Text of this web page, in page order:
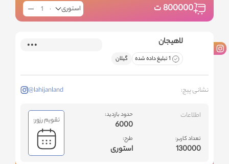
800000ت استوری
لاهیجان
1 تبلیغ داده شده گیلان
نشانی پیج: @lahijanland
اطلاعات
تعداد کاربر:
130000
حدود بازدید:
6000
طرح:
استوری
تقویم رزور: